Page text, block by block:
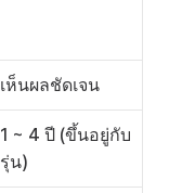
เห็นผลชัดเจน
1 ~ 4 ปี (ขึ้นอยู่กับ
รุ่น)